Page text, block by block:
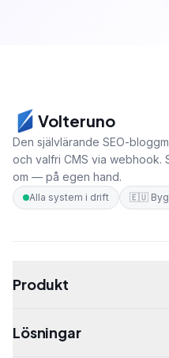
Volteruno
Den självlärande SEO-
och valfri CMS via webhook.
om — på egen hand.
Alla system i drift 🇪🇺
Produkt
Lösningar